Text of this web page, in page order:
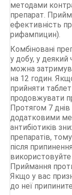
методами
препарат.
ефективність
рифампицин).
Комбіновані
у добу, у деякий
можна
на 12 годин.
прийняти
продовжувати
Протягом 7 днів
додатковими
антибіотиків
препаратів,
після
використовуйте
Приймання
Якщо у вас
до неї